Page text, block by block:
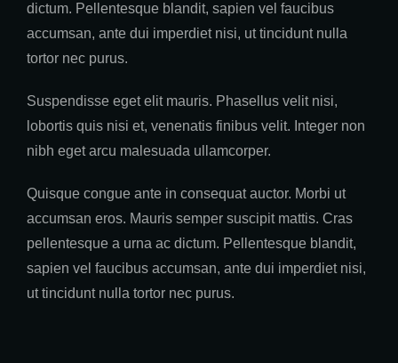
dictum. Pellentesque blandit, sapien vel faucibus
accumsan, ante dui imperdiet nisi, ut tincidunt nulla
tortor nec purus.
Suspendisse eget elit mauris. Phasellus velit nisi,
lobortis quis nisi et, venenatis finibus velit. Integer non
nibh eget arcu malesuada ullamcorper.
Quisque congue ante in consequat auctor. Morbi ut
accumsan eros. Mauris semper suscipit mattis. Cras
pellentesque a urna ac dictum. Pellentesque blandit,
sapien vel faucibus accumsan, ante dui imperdiet nisi,
ut tincidunt nulla tortor nec purus.